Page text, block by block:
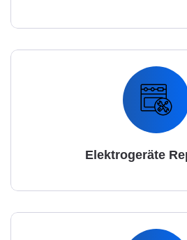
Elektrogeräte